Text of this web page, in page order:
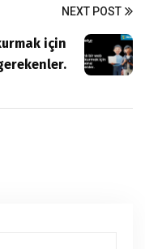
NEXT POST
için